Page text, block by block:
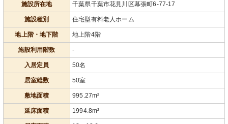
施設所在地 千葉県千葉市花見川区幕張町6-77-17
施設種別 住宅型有料老人ホーム
地上階・地下階 地上階4階
施設利用階数 -
入居定員 50名
居室総数 50室
敷地面積 995.27m²
延床面積 1994.8m²